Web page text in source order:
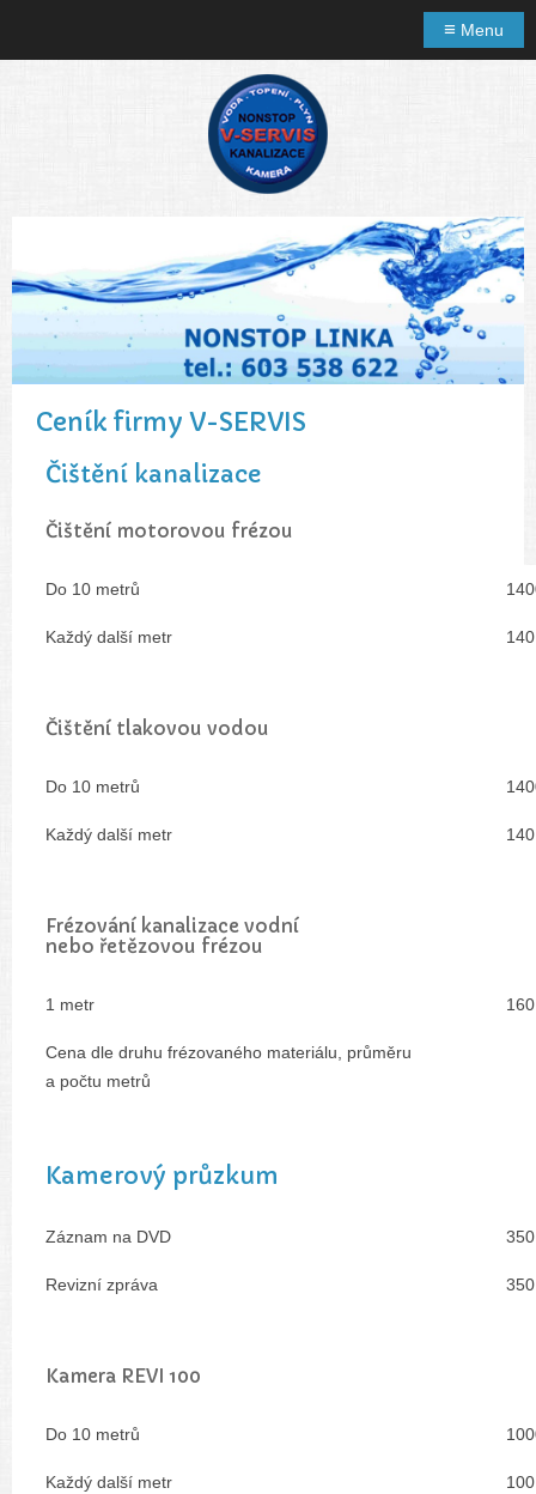
≡ Menu
Ceník firmy V-SERVIS
Čištění kanalizace
Čištění motorovou frézou
Do 10 metrů
Každý další metr
Čištění tlakovou vodou
Do 10 metrů
Každý další metr
Frézování kanalizace vodní
nebo řetězovou frézou
1 metr
Cena dle druhu frézovaného materiálu, průměru
a počtu metrů
Kamerový průzkum
Záznam na DVD
Revizní zpráva
Kamera REVI 100
Do 10 metrů
Každý další metr